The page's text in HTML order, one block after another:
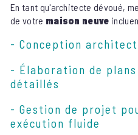
En tant qu'architecte dévoué,
de votre maison neuve
- Conception
- Élaboration de
détaillés
- Gestion de projet
exécution fluide